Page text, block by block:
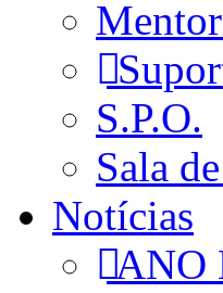
S.P.O.
Sala
Notícias
ANO